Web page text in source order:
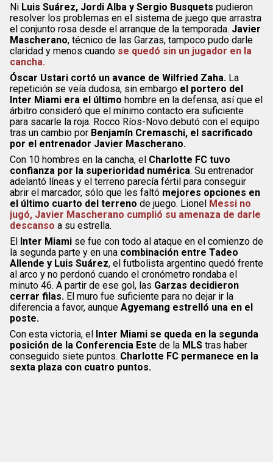
Ni Luis Suárez, Jordi Alba y Sergio Busquets pudieron
resolver los problemas en el sistema de juego que arrastra
el conjunto rosa desde el arranque de la temporada. Javier
Mascherano, técnico de las Garzas, tampoco pudo darle
claridad y menos cuando se quedó sin un jugador en la
cancha.
Óscar Ustari cortó un avance de Wilfried Zaha. La
repetición se veía dudosa, sin embargo el portero del
Inter Miami era el último hombre en la defensa, así que el
árbitro consideró que el mínimo contacto era suficiente
para sacarle la roja. Rocco Ríos-Novo.debutó con el equipo
tras un cambio por Benjamín Cremaschi, el sacrificado
por el entrenador Javier Mascherano.
Con 10 hombres en la cancha, el Charlotte FC tuvo
confianza por la superioridad numérica. Su entrenador
adelantó líneas y el terreno parecía fértil para conseguir
abrir el marcador, sólo que les faltó mejores opciones en
el último cuarto del terreno de juego. Lionel Messi no
jugó, Javier Mascherano cumplió su amenaza de darle
descanso a su estrella.
El Inter Miami se fue con todo al ataque en el comienzo de
la segunda parte y en una combinación entre Tadeo
Allende y Luis Suárez, el futbolista argentino quedó frente
al arco y no perdonó cuando el cronómetro rondaba el
minuto 46. A partir de ese gol, las Garzas decidieron
cerrar filas. El muro fue suficiente para no dejar ir la
diferencia a favor, aunque Agyemang estrelló una en el
poste.
Con esta victoria, el Inter Miami se queda en la segunda
posición de la Conferencia Este de la MLS tras haber
conseguido siete puntos. Charlotte FC permanece en la
sexta plaza con cuatro puntos.